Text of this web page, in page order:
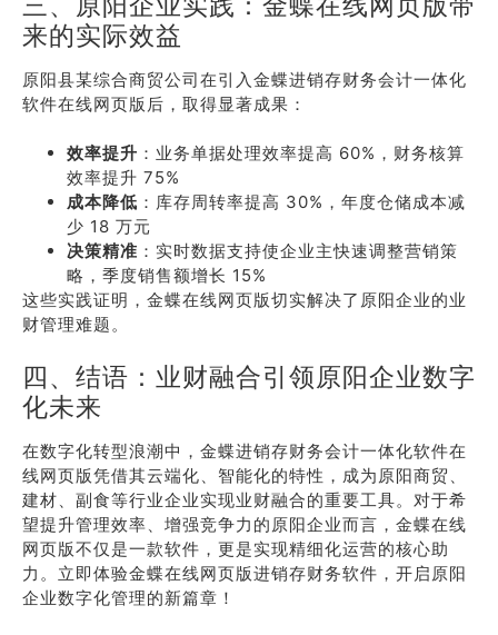
来的实际效益
原阳县某综合商贸公司在引入金蝶进销存财务会计一体化
软件在线网页版后，取得显著成果：
效率提升 ：业务单据处理效率提高 60%，财务核算
效率提升 75%
成本降低 ：库存周转率提高 30%，年度仓储成本减
少 18 万元
决策精准 ：实时数据支持使企业主快速调整营销策
略，季度销售额增长 15%
这些实践证明，金蝶在线网页版切实解决了原阳企业的业
财管理难题。
四、结语：业财融合引领原阳企业数字
化未来
在数字化转型浪潮中，金蝶进销存财务会计一体化软件在
线网页版凭借其云端化、智能化的特性，成为原阳商贸、
建材、副食等行业企业实现业财融合的重要工具。对于希
望提升管理效率、增强竞争力的原阳企业而言，金蝶在线
网页版不仅是一款软件，更是实现精细化运营的核心助
力。立即体验金蝶在线网页版进销存财务软件，开启原阳
企业数字化管理的新篇章！